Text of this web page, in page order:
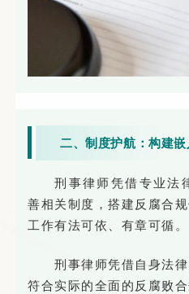
二、制度护航：构建
刑事律师凭借专业法
善相关制度，搭建反腐合
工作有法可依、有章可循。
刑事律师凭借自身法
符合实际的全面的反腐败